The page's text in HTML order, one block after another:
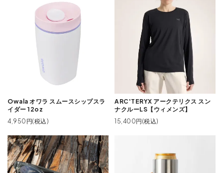
Owala オワラ スムースシップスラ
イダー 12oz
4,950円(税込)
ARC'TERYX アークテリクス スン
ナクルーLS【ウィメンズ】
15,400円(税込)